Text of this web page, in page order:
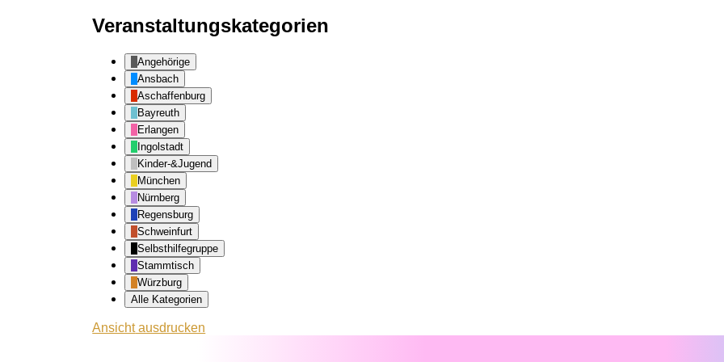
Veranstaltungskategorien
Angehörige
Ansbach
Aschaffenburg
Bayreuth
Erlangen
Ingolstadt
Kinder-&Jugend
München
Nürnberg
Regensburg
Schweinfurt
Selbsthilfegruppe
Stammtisch
Würzburg
Alle Kategorien
Ansichtausdrucken